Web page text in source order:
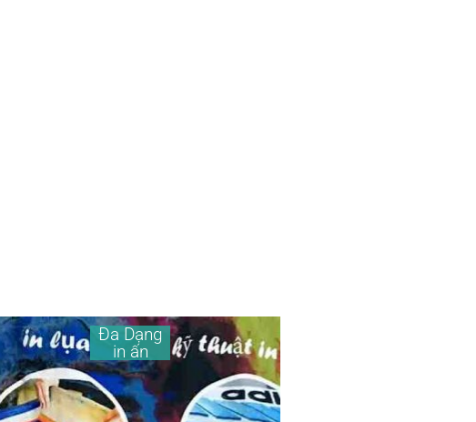
Đa Dạng
in ấn